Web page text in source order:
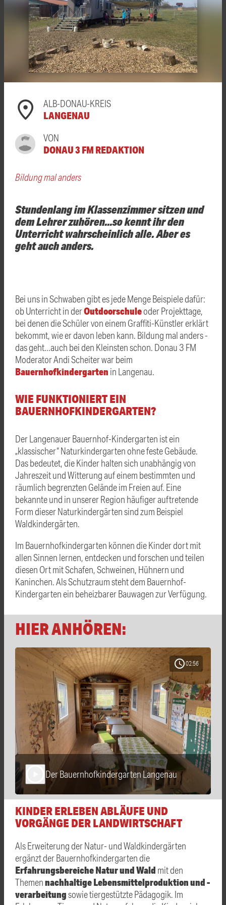
ALB-DONAU-KREIS
LANGENAU
VON
DONAU 3 FM REDAKTION
Bildung mal anders
Stundenlang im Klassenzimmer sitzen und
dem Lehrer zuhören...so kennt ihr den
Unterricht wahrscheinlich alle. Aber es
geht auch anders.
Bei uns in Schwaben gibt es jede Menge Beispiele dafür:
ob Unterricht in derOutdoorschuleoder Projekttage,
bei denen die Schüler von einem Graffiti-Künstler erklärt
bekommt, wie er davon leben kann. Bildung mal anders -
das geht...auch bei den Kleinsten schon. Donau 3 FM
Moderator Andi Scheiter war beim
Bauernhofkindergarten in Langenau.
WIE FUNKTIONIERT EIN
BAUERNHOFKINDERGARTEN?
Der Langenauer Bauernhof-Kindergarten ist ein
„klassischer“ Naturkindergarten ohne feste Gebäude.
Das bedeutet, die Kinder halten sich unabhängig von
Jahreszeit und Witterung auf einem bestimmten und
räumlich begrenzten Gelände im Freien auf. Eine
bekannte und in unserer Region häufiger auftretende
Form dieser Naturkindergärten sind zum Beispiel
Waldkindergärten.
Im Bauernhofkindergarten können die Kinder dort mit
allen Sinnen lernen, entdecken und forschen und teilen
diesen Ort mit Schafen, Schweinen, Hühnern und
Kaninchen. Als Schutzraum steht dem Bauernhof-
Kindergarten ein beheizbarer Bauwagen zur Verfügung.
HIER ANHÖREN:
schedule02:56
Der Bauernhofkindergarten Langenau
KINDER ERLEBEN ABLÄUFE UND
VORGÄNGE DER LANDWIRTSCHAFT
Als Erweiterung der Natur- und Waldkindergärten
ergänzt der Bauernhofkindergarten die
Erfahrungsbereiche Natur und Wald mit den
Themennachhaltige Lebensmittelproduktion und -
verarbeitungsowie tiergestützte Pädagogik. Im